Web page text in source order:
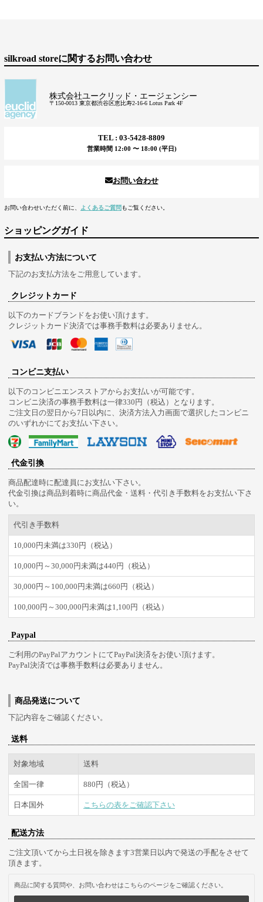
silkroad storeに関するお問い合わせ
株式会社ユークリッド・エージェンシー
〒150-0013 東京都渋谷区恵比寿2-16-6 Lotus Park 4F
TEL : 03-5428-8809
営業時間 12:00 〜 18:00 (平日)
お問い合わせ
お問い合わせいただく前に、 よくあるご質問 もご覧ください。
ショッピングガイド
お支払い方法について
下記のお支払方法をご用意しています。
クレジットカード
以下のカードブランドをお使い頂けます。
クレジットカード決済では事務手数料は必要ありません。
コンビニ支払い
以下のコンビニエンスストアからお支払いが可能です。
コンビニ決済の事務手数料は一律330円（税込）となります。
ご注文日の翌日から7日以内に、決済方法入力画面で選択したコンビニ
のいずれかにてお支払い下さい。
代金引換
商品配達時に配達員にお支払い下さい。
代金引換は商品到着時に商品代金・送料・代引き手数料をお支払い下さ
い。
代引き手数料
10,000円未満は330円（税込）
10,000円～30,000円未満は440円（税込）
30,000円～100,000円未満は660円（税込）
100,000円～300,000円未満は1,100円（税込）
Paypal
ご利用のPayPalアカウントにてPayPal決済をお使い頂けます。
PayPal決済では事務手数料は必要ありません。
商品発送について
下記内容をご確認ください。
送料
対象地域 送料
全国一律 880円（税込）
日本国外 こちらの表をご確認下さい
配送方法
ご注文頂いてから土日祝を除きます3営業日以内で発送の手配をさせて
頂きます。
商品に関する質問や、お問い合わせはこちらのページをご確認ください。